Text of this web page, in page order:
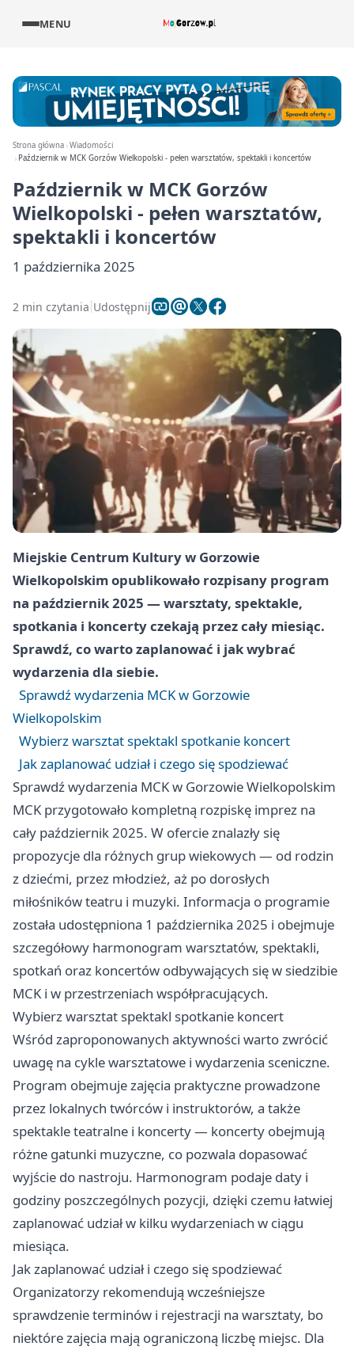
MENU
Strona główna Wiadomości
Październik w MCK Gorzów Wielkopolski - pełen warsztatów, spektakli i koncertów
Październik w MCK Gorzów
Wielkopolski - pełen warsztatów,
spektakli i koncertów
1 października 2025
2 min czytania Udostępnij
Miejskie Centrum Kultury w Gorzowie
Wielkopolskim opublikowało rozpisany program
na październik 2025 — warsztaty, spektakle,
spotkania i koncerty czekają przez cały miesiąc.
Sprawdź, co warto zaplanować i jak wybrać
wydarzenia dla siebie.
Sprawdź wydarzenia MCK w Gorzowie
Wielkopolskim
Wybierz warsztat spektakl spotkanie koncert
Jak zaplanować udział i czego się spodziewać
Sprawdź wydarzenia MCK w Gorzowie Wielkopolskim
MCK przygotowało kompletną rozpiskę imprez na
cały październik 2025. W ofercie znalazły się
propozycje dla różnych grup wiekowych — od rodzin
z dziećmi, przez młodzież, aż po dorosłych
miłośników teatru i muzyki. Informacja o programie
została udostępniona 1 października 2025 i obejmuje
szczegółowy harmonogram warsztatów, spektakli,
spotkań oraz koncertów odbywających się w siedzibie
MCK i w przestrzeniach współpracujących.
Wybierz warsztat spektakl spotkanie koncert
Wśród zaproponowanych aktywności warto zwrócić
uwagę na cykle warsztatowe i wydarzenia sceniczne.
Program obejmuje zajęcia praktyczne prowadzone
przez lokalnych twórców i instruktorów, a także
spektakle teatralne i koncerty — koncerty obejmują
różne gatunki muzyczne, co pozwala dopasować
wyjście do nastroju. Harmonogram podaje daty i
godziny poszczególnych pozycji, dzięki czemu łatwiej
zaplanować udział w kilku wydarzeniach w ciągu
miesiąca.
Jak zaplanować udział i czego się spodziewać
Organizatorzy rekomendują wcześniejsze
sprawdzenie terminów i rejestracji na warsztaty, bo
niektóre zajęcia mają ograniczoną liczbę miejsc. Dla